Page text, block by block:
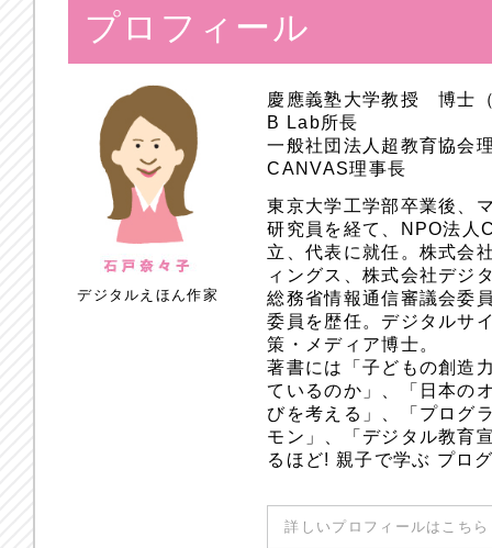
プロフィール
デジタルえほん作家
慶應義塾大学教授 博士
B Lab所長
一般社団法人超教育協会
CANVAS理事長
東京大学工学部卒業後、
研究員を経て、NPO法人
立、代表に就任。株式会
ィングス、株式会社デジ
総務省情報通信審議会委
委員を歴任。デジタルサ
策・メディア博士。
著書には「子どもの創造
ているのか」、「日本の
びを考える」、「プログ
モン」、「デジタル教育
るほど! 親子で学ぶ プロ
詳しいプロフィールはこち